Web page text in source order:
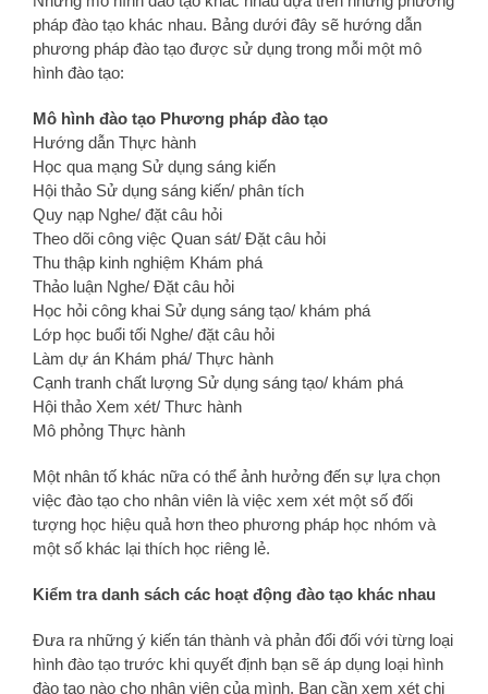
pháp đào tạo khác nhau. Bảng dưới đây sẽ hướng dẫn
phương pháp đào tạo được sử dụng trong mỗi một mô
hình đào tạo:
Mô hình đào tạo Phương pháp đào tạo
Hướng dẫn Thực hành
Học qua mạng Sử dụng sáng kiến
Hội thảo Sử dụng sáng kiến/ phân tích
Quy nạp Nghe/ đặt câu hỏi
Theo dõi công việc Quan sát/ Đặt câu hỏi
Thu thập kinh nghiệm Khám phá
Thảo luận Nghe/ Đặt câu hỏi
Học hỏi công khai Sử dụng sáng tạo/ khám phá
Lớp học buổi tối Nghe/ đặt câu hỏi
Làm dự án Khám phá/ Thực hành
Cạnh tranh chất lượng Sử dụng sáng tạo/ khám phá
Hội thảo Xem xét/ Thưc hành
Mô phỏng Thực hành
Một nhân tố khác nữa có thể ảnh hưởng đến sự lựa chọn
việc đào tạo cho nhân viên là việc xem xét một số đối
tượng học hiệu quả hơn theo phương pháp học nhóm và
một số khác lại thích học riêng lẻ.
Kiểm tra danh sách các hoạt động đào tạo khác nhau
Đưa ra những ý kiến tán thành và phản đổi đối với từng loại
hình đào tạo trước khi quyết định bạn sẽ áp dụng loại hình
đào tạo nào cho nhân viên của mình. Bạn cần xem xét chi